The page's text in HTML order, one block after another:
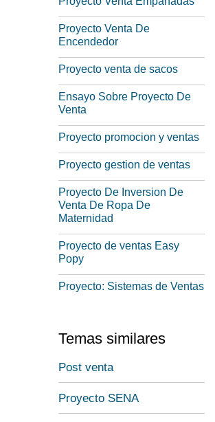
Proyecto Venta De
Encendedor
Proyecto venta de sacos
Ensayo Sobre Proyecto De
Venta
Proyecto promocion y ventas
Proyecto gestion de ventas
Proyecto De Inversion De
Venta De Ropa De
Maternidad
Proyecto de ventas Easy
Popy
Proyecto: Sistemas de Ventas
Temas similares
Post venta
Proyecto SENA